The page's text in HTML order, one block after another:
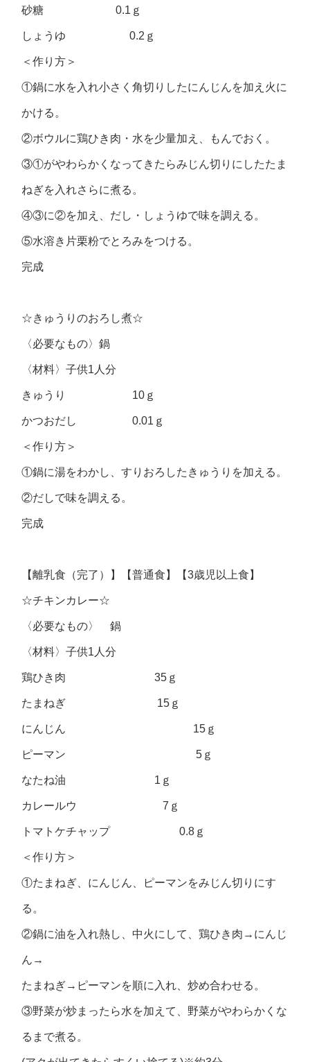
砂糖 0.1ｇ
しょうゆ 0.2ｇ
＜作り方＞
①鍋に水を入れ小さく角切りしたにんじんを加え火に
かける。
②ボウルに鶏ひき肉・水を少量加え、もんでおく。
③①がやわらかくなってきたらみじん切りにしたたま
ねぎを入れさらに煮る。
④③に②を加え、だし・しょうゆで味を調える。
⑤水溶き片栗粉でとろみをつける。
完成
☆きゅうりのおろし煮☆
〈必要なもの〉鍋
〈材料〉子供1人分
きゅうり 10ｇ
かつおだし 0.01ｇ
＜作り方＞
①鍋に湯をわかし、すりおろしたきゅうりを加える。
②だしで味を調える。
完成
【離乳食（完了）】【普通食】【3歳児以上食】
☆チキンカレー☆
〈必要なもの〉 鍋
〈材料〉子供1人分
鶏ひき肉 35ｇ
たまねぎ 15ｇ
にんじん 15ｇ
ピーマン 5ｇ
なたね油 1ｇ
カレールウ 7ｇ
トマトケチャップ 0.8ｇ
＜作り方＞
①たまねぎ、にんじん、ピーマンをみじん切りにす
る。
②鍋に油を入れ熱し、中火にして、鶏ひき肉→にんじ
ん→
たまねぎ→ピーマンを順に入れ、炒め合わせる。
③野菜が炒まったら水を加えて、野菜がやわらかくな
るまで煮る。